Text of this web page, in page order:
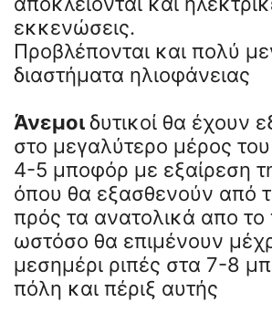
εκκενώσεις.
Προβλέπονται και πολύ
διαστήματα ηλιοφάνειας
Άνεμοιδυτικοί θα έχουν
στο μεγαλύτερο μέρος
4-5 μποφόρ με εξαίρεση
όπου θα εξασθενούν από
πρός τα ανατολικά απο το
ωστόσο θα επιμένουν
μεσημέρι ριπές στα 7-8
πόλη και πέριξ αυτής